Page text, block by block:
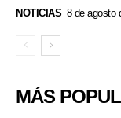
NOTICIAS 8 de agosto
MÁS